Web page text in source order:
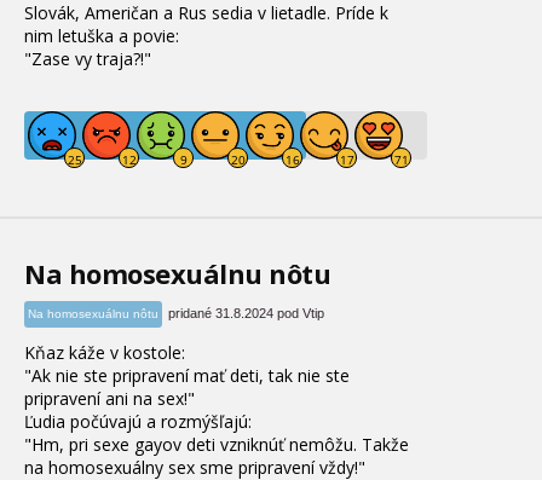
Slovák, Američan a Rus sedia v lietadle. Príde k
nim letuška a povie:
"Zase vy traja?!"
Na homosexuálnu nôtu
Na homosexuálnu nôtu pridané 31.8.2024 pod Vtip
Kňaz káže v kostole:
"Ak nie ste pripravení mať deti, tak nie ste
pripravení ani na sex!"
Ľudia počúvajú a rozmýšľajú:
"Hm, pri sexe gayov deti vzniknúť nemôžu. Takže
na homosexuálny sex sme pripravení vždy!"